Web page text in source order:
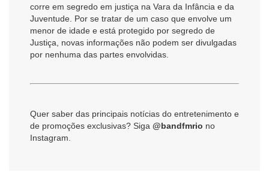
corre em segredo em justiça na Vara da Infância e da
Juventude. Por se tratar de um caso que envolve um
menor de idade e está protegido por segredo de
Justiça, novas informações não podem ser divulgadas
por nenhuma das partes envolvidas.
Quer saber das principais notícias do entretenimento e
de promoções exclusivas? Siga @bandfmrio no
Instagram.